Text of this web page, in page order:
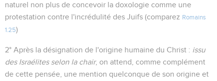
naturel non plus de concevoir la doxologie comme une
protestation contre l'incrédulité des Juifs (comparez Romains
1.25)
2° Après la désignation de l'origine humaine du Christ : issu
des Israélites selon la chair, on attend, comme complément
de cette pensée, une mention quelconque de son origine et